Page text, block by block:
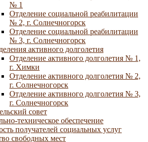
№ 1
Отделение социальной реабилитации
№ 2, г. Солнечногорск
Отделение социальной реабилитации
№ 3, г. Солнечногорск
активного долголетия
Отделение активного долголетия № 1,
г. Химки
Отделение активного долголетия № 2,
г. Солнечногорск
Отделение активного долголетия № 3,
г. Солнечногорск
совет
техническое обеспечение
получателей социальных услуг
свободных мест